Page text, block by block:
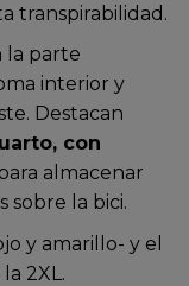
transpirabilidad.
la parte
interior y
Destacan
con
almacenar
sobre la bici.
y amarillo- y el
2XL.